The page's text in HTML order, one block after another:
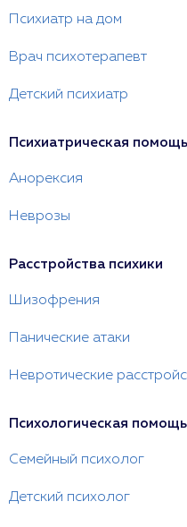
Психиатр на дом
Врач психотерапевт
Детский психиатр
Психиатрическая помощь
Анорексия
Неврозы
Расстройства психики
Шизофрения
Панические атаки
Невротические
Психологическая помощь
Семейный психолог
Детский психолог